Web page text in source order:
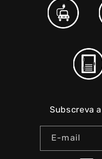
Subscreva
E-mail